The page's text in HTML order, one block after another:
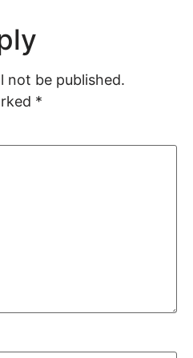
not be published.
*